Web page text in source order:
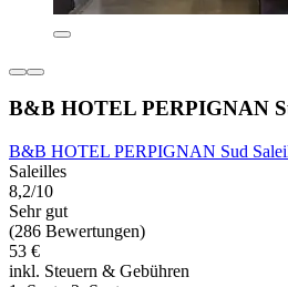
B&B HOTEL PERPIGNAN
B&B HOTEL PERPIGNAN Sud
Saleilles
8,2/10
Sehr gut
(286 Bewertungen)
53 €
inkl. Steuern & Gebühren